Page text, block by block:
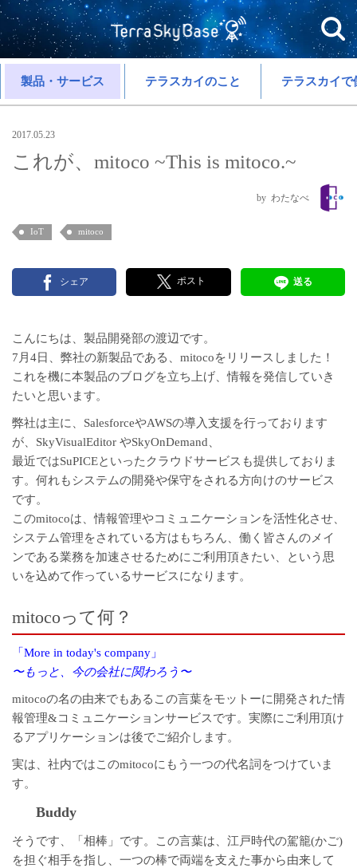
製品・サービス テラスカイのこと テラスカイで
2017.05.23
これが、mitoco ~This is mitoco.~
わたなべ
IoT mitoco
シェア ポスト 送る
こんにちは、製品開発部の渡辺です。
7月4日、弊社の新製品である、mitocoをリリースしました！
これを機に本製品のブログを立ち上げ、情報を発信していき
たいと思います。
弊社は主に、SalesforceやAWSの導入支援を行っております
が、 SkyVisualEditor やSkyOnDemand
最近ではSuPICEといったクラウドサービスも提供しておりま
す。何れもシステムの開発や保守をされる方向けのサービス
です。
このmitocoは、情報管理やコミュニケーションを活性化させ、
システム管理をされている方はもちろん、働く皆さんのメイ
ンである業務を加速させるためにご利用頂きたい、という思
いを込めて作っているサービスになります。
mitocoって何？
「More in today's company」
〜もっと、今の会社に関わろう〜
mitocoの名の由来でもあるこの言葉をモットーに開発された情
報管理&コミュニケーションサービスです。実際にご利用頂け
るアプリケーションは後でご紹介します。
実は、社内ではこのmitocoにもう一つの代名詞をつけていま
す。
Buddy
そうです、「相棒」です。この言葉は、江戸時代の駕籠(かご)
を担ぐ相手を指し、一つの棒で両端を支えた事から由来して